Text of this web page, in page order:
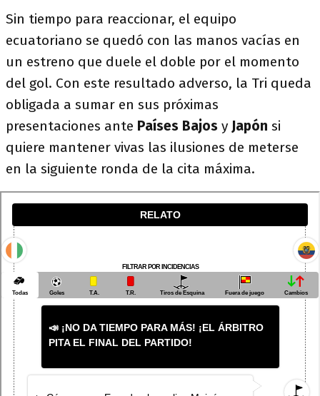
Sin tiempo para reaccionar, el equipo
ecuatoriano se quedó con las manos vacías en
un estreno que duele el doble por el momento
del gol. Con este resultado adverso, la Tri queda
obligada a sumar en sus próximas
presentaciones ante Países Bajos y Japón si
quiere mantener vivas las ilusiones de meterse
en la siguiente ronda de la cita máxima.